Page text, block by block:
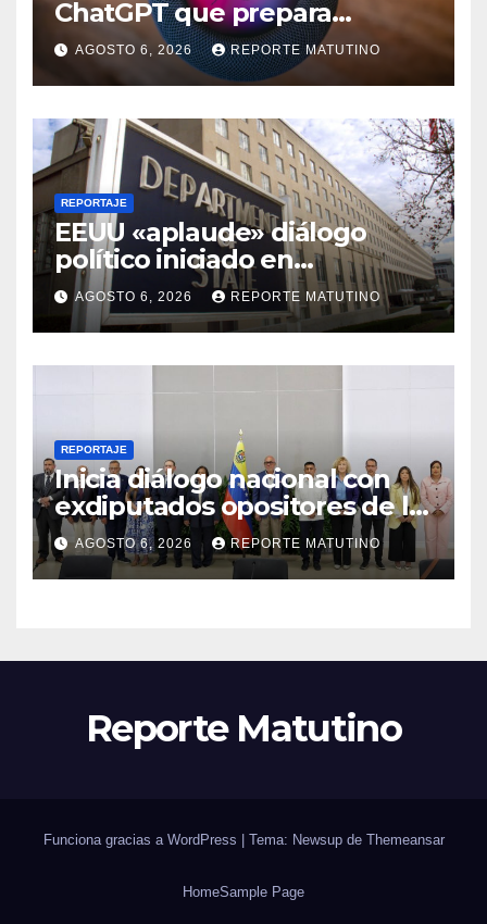
ChatGPT que prepara
OpenAI y su diseño es una
locura
AGOSTO 6, 2026 REPORTE MATUTINO
REPORTAJE
EEUU «aplaude» diálogo
político iniciado en
Venezuela
AGOSTO 6, 2026 REPORTE MATUTINO
REPORTAJE
Inicia diálogo nacional con
exdiputados opositores de la
AN de 2015
AGOSTO 6, 2026 REPORTE MATUTINO
Reporte Matutino
Funciona gracias a WordPress Tema: Newsup de Themeansar
HomeSample Page